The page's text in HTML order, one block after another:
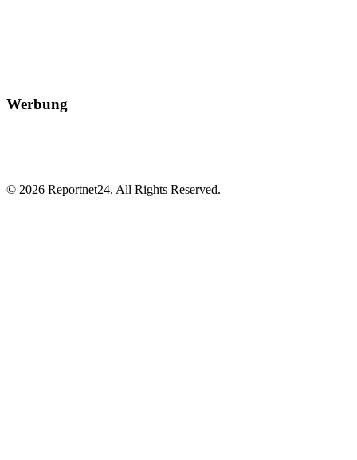
Werbung
© 2026 Reportnet24. All Rights Reserved.